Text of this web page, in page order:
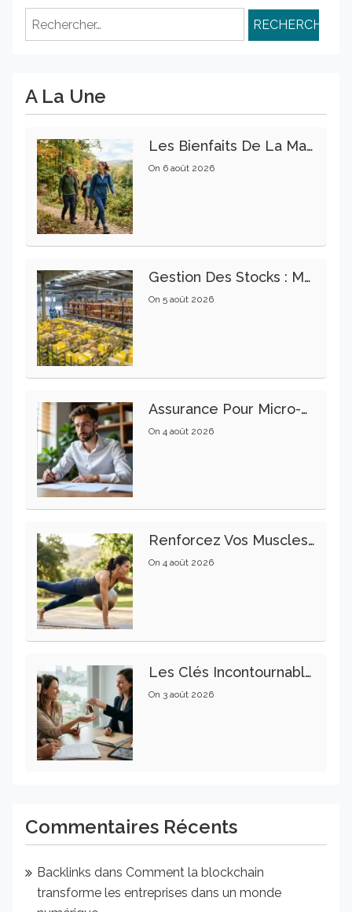
Rechercher :
A La Une
Les Bienfaits De La Marche Sur La Santé Physique Et Mentale
On 6 août 2026
Gestion Des Stocks : Meilleures Pratiques Intralogistiques
On 5 août 2026
Assurance Pour Micro-Entrepreneur : Les Garanties Essentielles À Connaître
On 4 août 2026
Renforcez Vos Muscles Profonds Pour Apaiser Votre Mal De Dos
On 4 août 2026
Les Clés Incontournables Pour Réussir Vos Transactions Immobilières
On 3 août 2026
Commentaires Récents
Backlinks dans Comment la blockchain
transforme les entreprises dans un monde